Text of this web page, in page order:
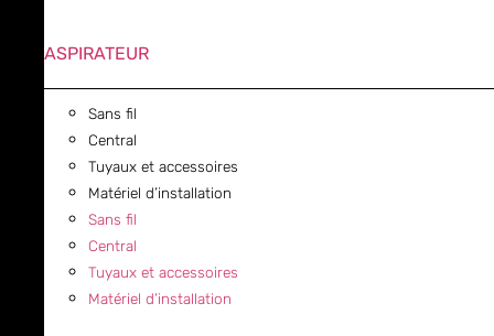
ASPIRATEUR
Sans fil
Central
Tuyaux et accessoires
Matériel d’installation
Sans fil
Central
Tuyaux et accessoires
Matériel d’installation